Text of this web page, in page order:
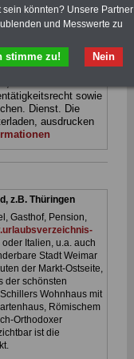
eBook
und
vom
der Bücher sind:
Dienst,
Beihilferecht,
sowie
Dienst. Die
ausdrucken
z.B. Thüringen
Gasthof, Pension,
Italien, u.a. auch
Stadt Weimar
der Markt-Ostseite,
der schönsten
Wohnhaus mit
Römischem
Orthodoxer
ist die
könnten? Unsere Partner
und Messwerte zu
Nein
stimme zu!